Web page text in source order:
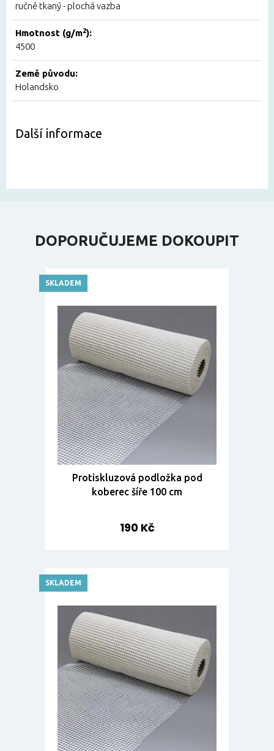
ručně tkaný - plochá vazba
Hmotnost (g/m2):
4500
Země původu:
Holandsko
Další informace
DOPORUČUJEME DOKOUPIT
Protiskluzová podložka pod
koberec šíře 100 cm
190 Kč
SKLADEM
SKLADEM